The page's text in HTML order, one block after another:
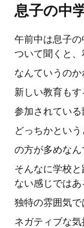
息子の中
午前中は息子
ついて聞くと、
なんていうのか
新しい教育もす
参加されている
どっちかとい
の方が多めなん
そんなに学校
ない感じではあ
独特の雰囲気で
ネガティブな